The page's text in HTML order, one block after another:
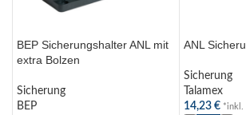
BEP Sicherungshalter ANL mit
extra Bolzen
Sicherung
BEP
ANL
Sicherung
Talamex
14,23 € *inkl.